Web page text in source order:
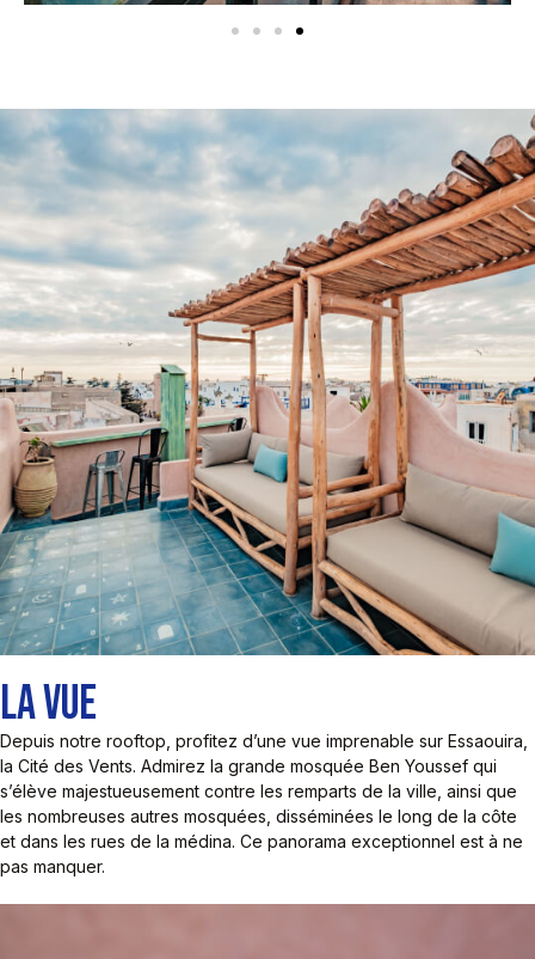
LA VUE
Depuis notre rooftop, profitez d’une vue imprenable sur Essaouira,
la Cité des Vents. Admirez la grande mosquée Ben Youssef qui
s’élève majestueusement contre les remparts de la ville, ainsi que
les nombreuses autres mosquées, disséminées le long de la côte
et dans les rues de la médina. Ce panorama exceptionnel est à ne
pas manquer.